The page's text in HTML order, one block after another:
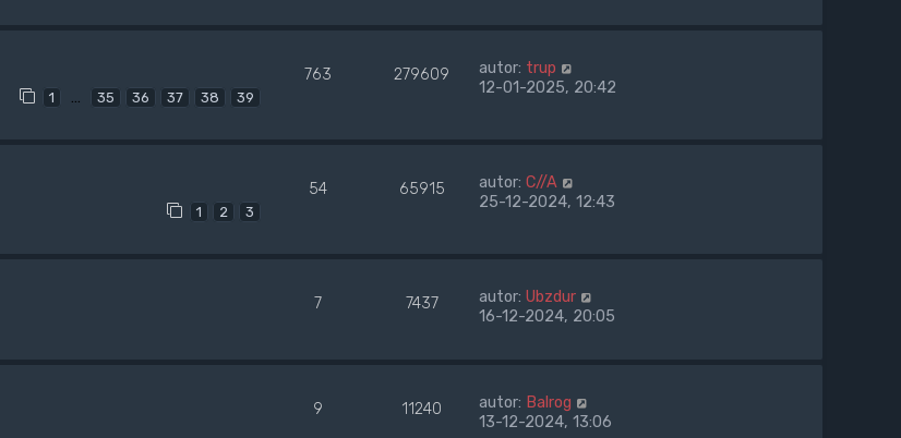
1 … 35 36 37 38 39
763 279609 autor: trup
12-01-2025, 20:42
1 2 3
54 65915 autor: C//A
25-12-2024, 12:43
7 7437 autor: Ubzdur
16-12-2024, 20:05
9 11240 autor: Balrog
13-12-2024, 13:06